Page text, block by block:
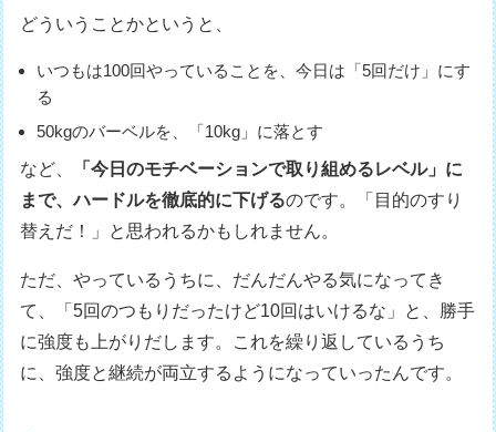
どういうことかというと、
いつもは100回やっていることを、今日は「5回だけ」にす
る
50kgのバーベルを、「10kg」に落とす
など、
「今日のモチベーションで取り組めるレベル」に
まで、ハードルを徹底的に下げるのです。「目的のすり
替えだ！」と思われるかもしれません。
ただ、やっているうちに、だんだんやる気になってき
て、「5回のつもりだったけど10回はいけるな」と、勝手
に強度も上がりだします。これを繰り返しているうち
に、強度と継続が両立するようになっていったんです。